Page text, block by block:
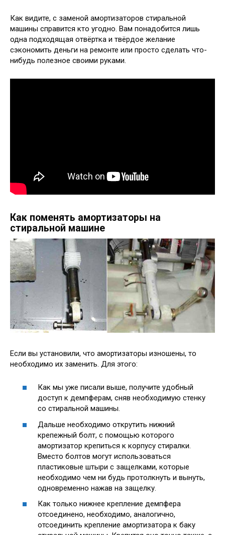
Как видите, с заменой амортизаторов стиральной
машины справится кто угодно. Вам понадобится лишь
одна подходящая отвёртка и твёрдое желание
сэкономить деньги на ремонте или просто сделать что-
нибудь полезное своими руками.
Как поменять амортизаторы на
стиральной машине
Если вы установили, что амортизаторы изношены, то
необходимо их заменить. Для этого:
Как мы уже писали выше, получите удобный
доступ к демпферам, сняв необходимую стенку
со стиральной машины.
Дальше необходимо открутить нижний
крепежный болт, с помощью которого
амортизатор крепиться к корпусу стиралки.
Вместо болтов могут использоваться
пластиковые штыри с защелками, которые
необходимо чем ни будь протолкнуть и вынуть,
одновременно нажав на защелку.
Как только нижнее крепление демпфера
отсоединено, необходимо, аналогично,
отсоединить крепление амортизатора к баку